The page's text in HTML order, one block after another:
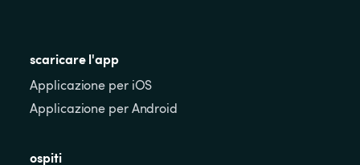
scaricare l'app
Applicazione per iOS
Applicazione per Android
ospiti